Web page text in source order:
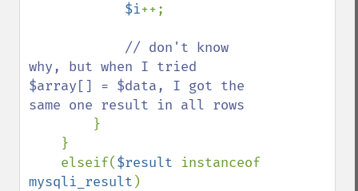
$i++;
// don't know
why, but when I tried
$array[] = $data, I got the
same one result in all rows
}
    elseif(
$result
mysqli_result )